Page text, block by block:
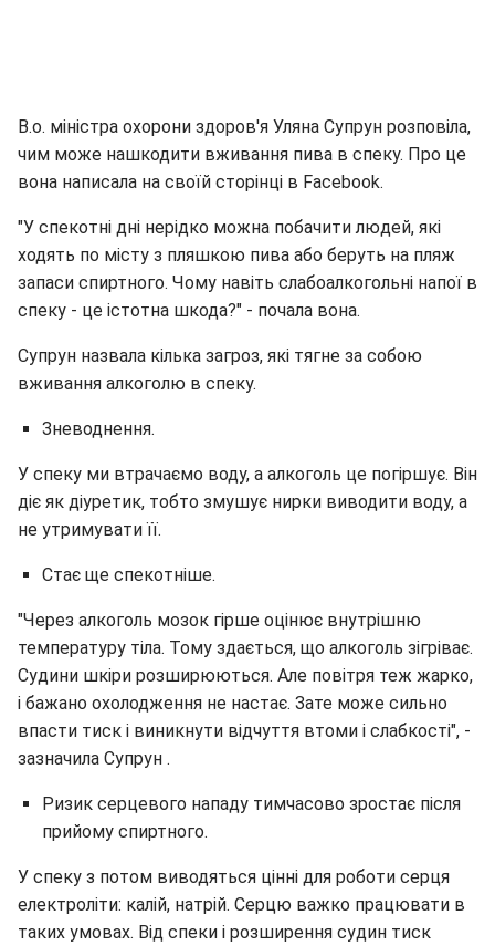
В.о. міністра охорони здоров'я Уляна Супрун розповіла,
чим може нашкодити вживання пива в спеку. Про це
вона написала на своїй сторінці в Facebook.
"У спекотні дні нерідко можна побачити людей, які
ходять по місту з пляшкою пива або беруть на пляж
запаси спиртного. Чому навіть слабоалкогольні напої в
спеку - це істотна шкода?" - почала вона.
Супрун назвала кілька загроз, які тягне за собою
вживання алкоголю в спеку.
Зневоднення.
У спеку ми втрачаємо воду, а алкоголь це погіршує. Він
діє як діуретик, тобто змушує нирки виводити воду, а
не утримувати її.
Стає ще спекотніше.
"Через алкоголь мозок гірше оцінює внутрішню
температуру тіла. Тому здається, що алкоголь зігріває.
Судини шкіри розширюються. Але повітря теж жарко,
і бажано охолодження не настає. Зате може сильно
впасти тиск і виникнути відчуття втоми і слабкості", -
зазначила Супрун .
Ризик серцевого нападу тимчасово зростає після
прийому спиртного.
У спеку з потом виводяться цінні для роботи серця
електроліти: калій, натрій. Серцю важко працювати в
таких умовах. Від спеки і розширення судин тиск